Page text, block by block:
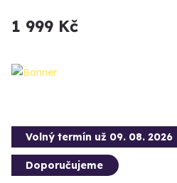
1 999 Kč
Volný termín už 09. 08. 2026
Doporučujeme